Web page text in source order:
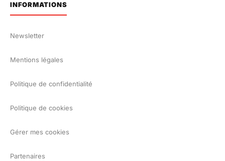
INFORMATIONS
Newsletter
Mentions légales
Politique de confidentialité
Politique de cookies
Gérer mes cookies
Partenaires